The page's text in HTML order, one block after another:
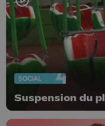
SOCIAL
Suspension du